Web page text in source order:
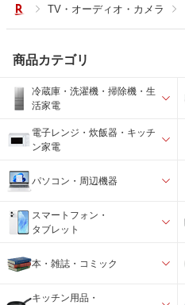
TV・オーディオ・カメラ
商品カテゴリ
冷蔵庫・洗濯機・掃除機・生
活家電
電子レンジ・炊飯器・キッチ
ン家電
パソコン・周辺機器
スマートフォン・
タブレット
本・雑誌・コミック
キッチン用品・